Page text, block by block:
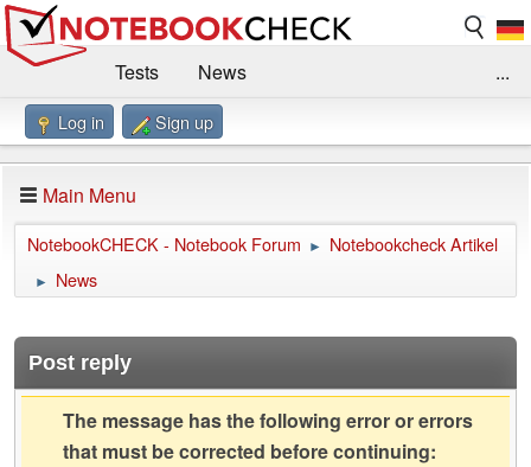
Tests
News
Benchmarks / Technik
Forum
Impressum
...
Log in Sign up
Main Menu
NotebookCHECK - Notebook Forum ► Notebookcheck Artikel
► News
Post reply
The message has the following error or errors
that must be corrected before continuing: